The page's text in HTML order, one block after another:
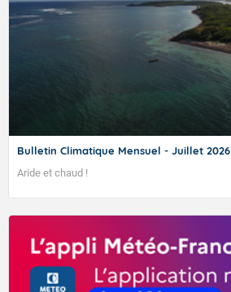
Bulletin Climatique Mensuel - Juillet 2026
Aride et chaud !